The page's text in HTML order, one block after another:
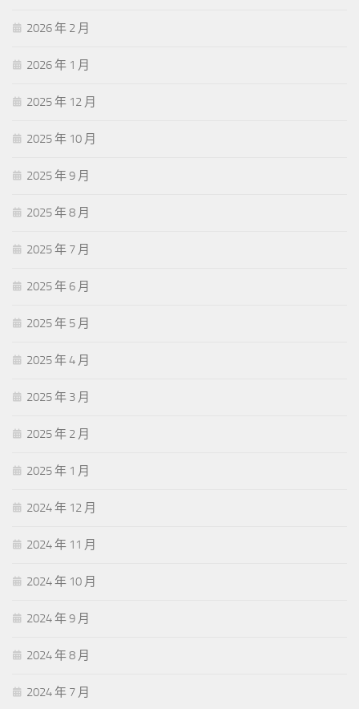
2026 年 2 月
2026 年 1 月
2025 年 12 月
2025 年 10 月
2025 年 9 月
2025 年 8 月
2025 年 7 月
2025 年 6 月
2025 年 5 月
2025 年 4 月
2025 年 3 月
2025 年 2 月
2025 年 1 月
2024 年 12 月
2024 年 11 月
2024 年 10 月
2024 年 9 月
2024 年 8 月
2024 年 7 月